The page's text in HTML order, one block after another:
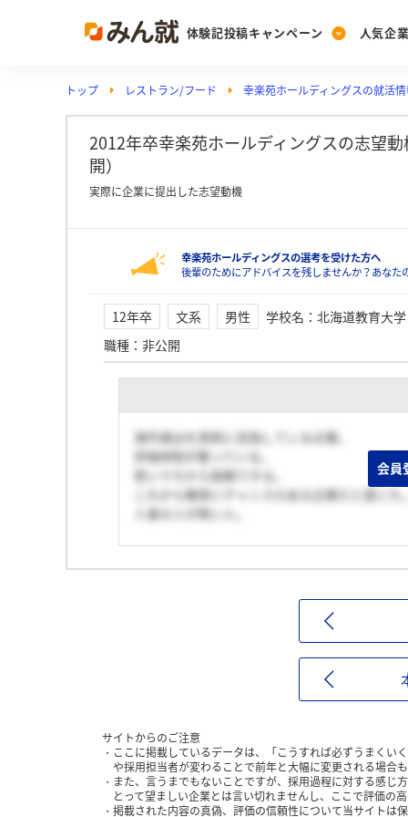
体験記投稿キャンペーン
Post
投稿する
人気企
Ranking
ランキングを見る
PickUp
注目の企業特集
動画で知ろう！業界
トップ レストラン/フード 幸楽苑ホールディングスの就活
2012年卒幸楽苑ホールディングスの志望
開）
実際に企業に提出した志望動機
幸楽苑ホールディングスの選考を受けた方へ
後輩のためにアドバイスを残しませんか？あな
12年卒 文系 男性 学校名 ： 北海道教育大学
職種 ： 非公開
海外進出を真剣に目指している企業。
評価体制が整っている。
若いうちから挑戦できる。
これから確実にチャンスのある企業だと感じた
人事の人が熱い人。
会員
サイトからのご注意
ここに掲載しているデータは、「こうすれば必ずうまくい
や採用担当者が変わることで前年と大幅に変更される場合
また、言うまでもないことですが、採用過程に対する感じ
とって望ましい企業とは言い切れませんし、ここで評価の
掲載された内容の真偽、評価の信頼性について当サイトは